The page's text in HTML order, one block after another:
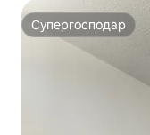
Супергосподар
Супергосподар